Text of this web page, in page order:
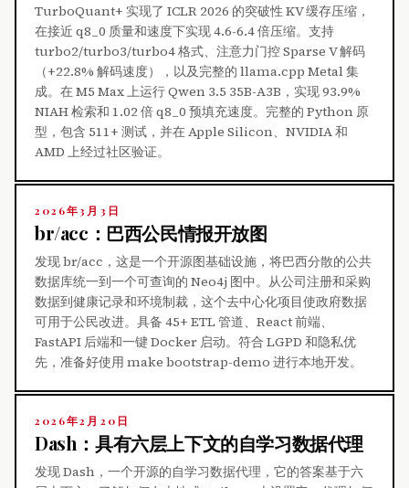
TurboQuant+ 实现了 ICLR 2026 的突破性 KV 缓存压缩，
在接近 q8_0 质量和速度下实现 4.6-6.4 倍压缩。支持
turbo2/turbo3/turbo4 格式、注意力门控 Sparse V 解码
（+22.8% 解码速度），以及完整的 llama.cpp Metal 集
成。在 M5 Max 上运行 Qwen 3.5 35B-A3B，实现 93.9%
NIAH 检索和 1.02 倍 q8_0 预填充速度。完整的 Python 原
型，包含 511+ 测试，并在 Apple Silicon、NVIDIA 和
AMD 上经过社区验证。
2026年3月3日
br/acc：巴西公民情报开放图
发现 br/acc，这是一个开源图基础设施，将巴西分散的公共
数据库统一到一个可查询的 Neo4j 图中。从公司注册和采购
数据到健康记录和环境制裁，这个去中心化项目使政府数据
可用于公民改进。具备 45+ ETL 管道、React 前端、
FastAPI 后端和一键 Docker 启动。符合 LGPD 和隐私优
先，准备好使用 make bootstrap-demo 进行本地开发。
2026年2月20日
Dash：具有六层上下文的自学习数据代理
发现 Dash，一个开源的自学习数据代理，它的答案基于六